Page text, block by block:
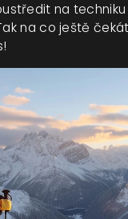
na
na co ještě